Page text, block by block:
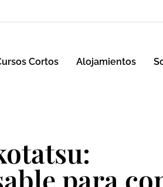
Cortos Alojamientos
para